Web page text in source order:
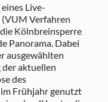
Live-
Verfahren
Kölnbreinsperre
Panorama. Dabei
ausgewählten
der aktuellen
des
Frühjahr genutzt